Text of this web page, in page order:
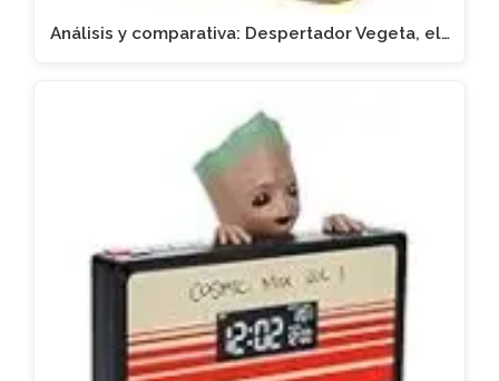
Análisis y comparativa: Despertador Vegeta, el…